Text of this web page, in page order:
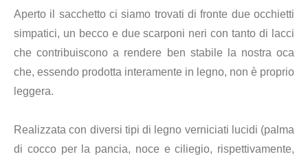
Aperto il sacchetto ci siamo trovati di fronte due occhietti
simpatici, un becco e due scarponi neri con tanto di lacci
che contribuiscono a rendere ben stabile la nostra oca
che, essendo prodotta interamente in legno, non è proprio
leggera.
Realizzata con diversi tipi di legno verniciati lucidi (palma
di cocco per la pancia, noce e ciliegio, rispettivamente,